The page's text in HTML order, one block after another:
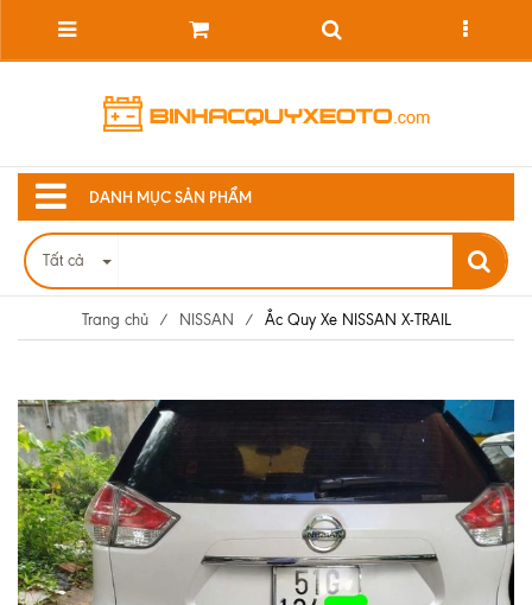
DANH MỤC SẢN PHẨM
Tất cả
Trang chủ / NISSAN / Ắc Quy Xe NISSAN X-TRAIL